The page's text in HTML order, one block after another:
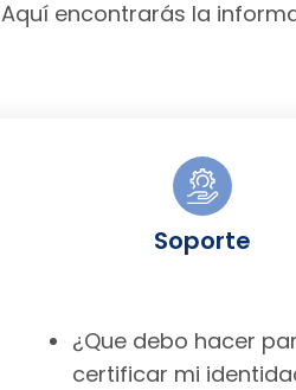
Aquí encontrarás la
Soporte
¿Que debo hacer
certificar mi